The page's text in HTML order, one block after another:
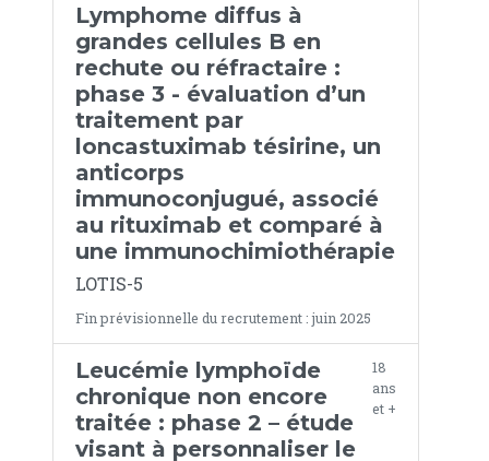
Lymphome diffus à
grandes cellules B en
rechute ou réfractaire :
phase 3 - évaluation d’un
traitement par
loncastuximab tésirine, un
anticorps
immunoconjugué, associé
au rituximab et comparé à
une immunochimiothérapie
LOTIS-5
Fin prévisionnelle du recrutement : juin 2025
Leucémie lymphoïde
chronique non encore
traitée : phase 2 – étude
visant à personnaliser le
18
ans
et +